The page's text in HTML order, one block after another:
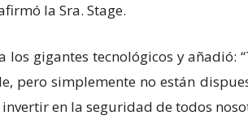
la Sra. Stage.
los gigantes tecnológicos y añadió:
pero simplemente no están
en la seguridad de todos